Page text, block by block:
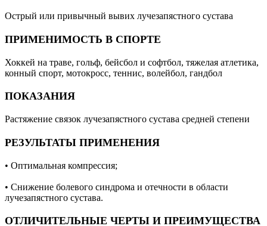
Острый или привычный вывих лучезапястного сустава
ПРИМЕНИМОСТЬ В СПОРТЕ
Хоккей на траве, гольф, бейсбол и софтбол, тяжелая атлетика,
конный спорт, мотокросс, теннис, волейбол, гандбол
ПОКАЗАНИЯ
Растяжение связок лучезапястного сустава средней степени
РЕЗУЛЬТАТЫ ПРИМЕНЕНИЯ
• Оптимальная компрессия;
• Снижение болевого синдрома и отечности в области
лучезапястного сустава.
ОТЛИЧИТЕЛЬНЫЕ ЧЕРТЫ И ПРЕИМУЩЕСТВА